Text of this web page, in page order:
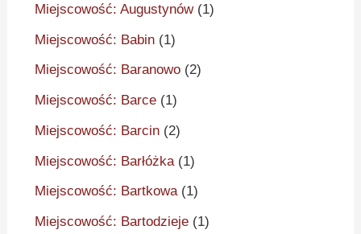
Miejscowość: Augustynów(1)
Miejscowość: Babin (1)
Miejscowość: Baranowo (2)
Miejscowość: Barce (1)
Miejscowość: Barcin (2)
Miejscowość: Barłóżka (1)
Miejscowość: Bartkowa(1)
Miejscowość: Bartodzieje (1)